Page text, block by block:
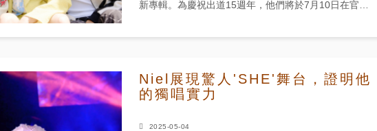
新專輯。為慶祝出道15週年，他們將於7月10日在官方
息...
Niel展現驚人'SHE'舞台，證明他
的獨唱實力
2025-05-04